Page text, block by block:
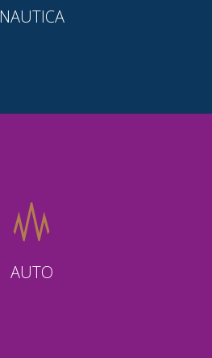
NAUTICA
AUTO